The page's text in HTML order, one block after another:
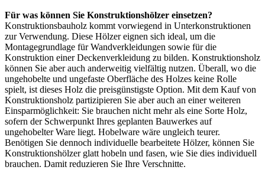
Für was können Sie Konstruktionshölzer einsetzen?
Konstruktionsbauholz kommt vorwiegend in Unterkonstruktionen
zur Verwendung. Diese Hölzer eignen sich ideal, um die
Montagegrundlage für Wandverkleidungen sowie für die
Konstruktion einer Deckenverkleidung zu bilden. Konstruktionsholz
können Sie aber auch anderweitig vielfältig nutzen. Überall, wo die
ungehobelte und ungefaste Oberfläche des Holzes keine Rolle
spielt, ist dieses Holz die preisgünstigste Option. Mit dem Kauf von
Konstruktionsholz partizipieren Sie aber auch an einer weiteren
Einsparmöglichkeit: Sie brauchen nicht mehr als eine Sorte Holz,
sofern der Schwerpunkt Ihres geplanten Bauwerkes auf
ungehobelter Ware liegt. Hobelware wäre ungleich teurer.
Benötigen Sie dennoch individuelle bearbeitete Hölzer, können Sie
Konstruktionshölzer glatt hobeln und fasen, wie Sie dies individuell
brauchen. Damit reduzieren Sie Ihre Verschnitte.